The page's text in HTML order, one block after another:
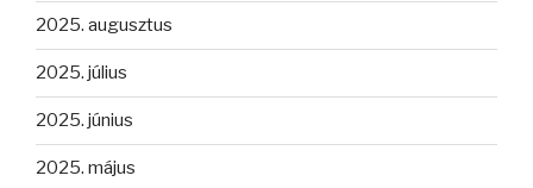
2025. augusztus
2025. július
2025. június
2025. május